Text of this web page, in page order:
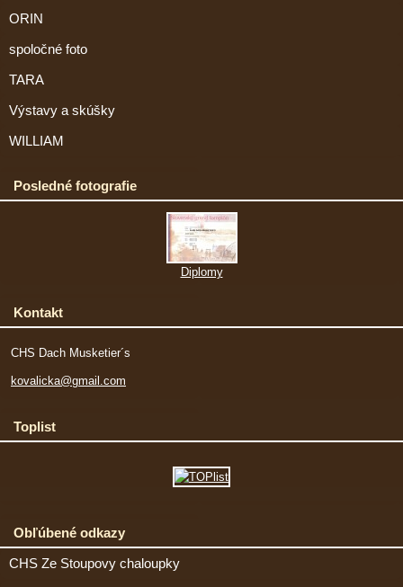
ORIN
spoločné foto
TARA
Výstavy a skúšky
WILLIAM
Posledné fotografie
Diplomy
Kontakt
CHS Dach Musketier´s
kovalicka@gmail.com
Toplist
Obľúbené odkazy
CHS Ze Stoupovy chaloupky